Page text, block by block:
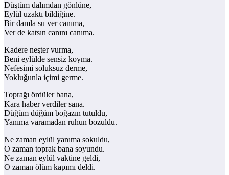
Düştüm dalımdan gönlüne,
Eylül uzaktı bildiğine.
Bir damla su ver canıma,
Ver de katsın canını canıma.
Kadere neşter vurma,
Beni eylülde sensiz koyma.
Nefesimi soluksuz derme,
Yokluğunla içimi germe.
Toprağı ördüler bana,
Kara haber verdiler sana.
Düğüm düğüm boğazın tutuldu,
Yanıma varamadan ruhun bozuldu.
Ne zaman eylül yanıma sokuldu,
O zaman toprak bana soyundu.
Ne zaman eylül vaktine geldi,
O zaman ölüm kapımı deldi.